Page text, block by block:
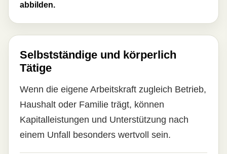
abbilden.
Selbstständige und körperlich
Tätige
Wenn die eigene Arbeitskraft zugleich Betrieb,
Haushalt oder Familie trägt, können
Kapitalleistungen und Unterstützung nach
einem Unfall besonders wertvoll sein.